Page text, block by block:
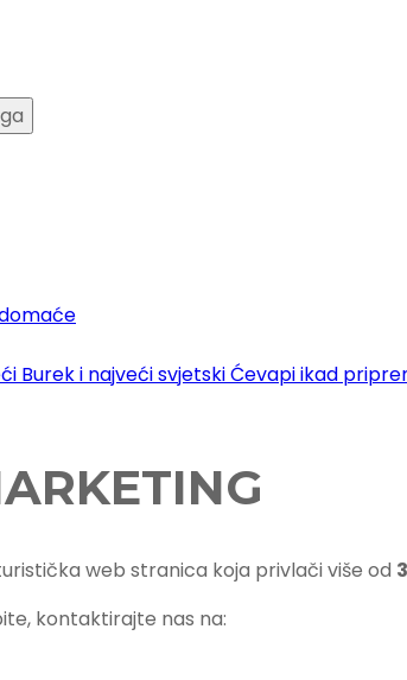
Burek i najveći svjetski Ćevapi ikad
web stranica koja privlači više od
kontaktirajte nas na: